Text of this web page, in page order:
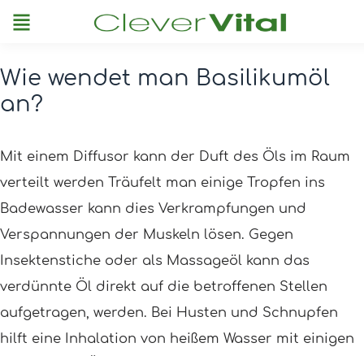
Menu
Wie wendet man Basilikumöl
an?
Mit einem Diffusor kann der Duft des Öls im Raum
verteilt werden Träufelt man einige Tropfen ins
Badewasser kann dies Verkrampfungen und
Verspannungen der Muskeln lösen. Gegen
Insektenstiche oder als Massageöl kann das
verdünnte Öl direkt auf die betroffenen Stellen
aufgetragen, werden. Bei Husten und Schnupfen
hilft eine Inhalation von heißem Wasser mit einigen
Post
navigation